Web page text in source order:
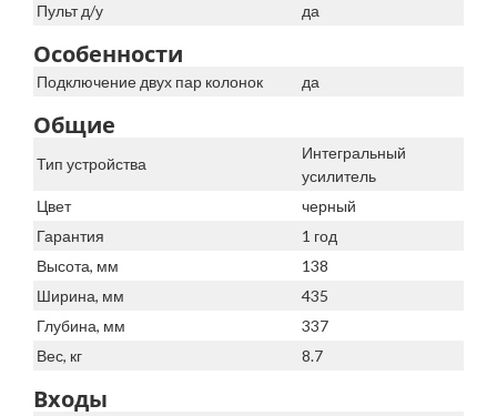
Пульт д/у да
Особенности
Подключение двух пар колонок да
Общие
Тип устройства
Интегральный
усилитель
Цвет
черный
Гарантия
1 год
Высота, мм
138
Ширина, мм
435
Глубина, мм
337
Вес, кг
8.7
Входы